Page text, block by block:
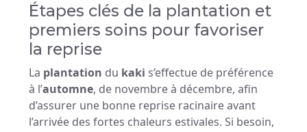
Étapes clés de la plantation et
premiers soins pour favoriser
la reprise
La plantation du kaki s’effectue de préférence
à l’automne, de novembre à décembre, afin
d’assurer une bonne reprise racinaire avant
l’arrivée des fortes chaleurs estivales. Si besoin,